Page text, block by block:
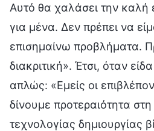
Αυτό θα χαλάσει την καλή
για μένα. Δεν πρέπει να
επισημαίνω προβλήματα.
διακριτική». Έτσι, όταν
απλώς: «Εμείς οι
δίνουμε προτεραιότητα
τεχνολογίας δημιουργίας